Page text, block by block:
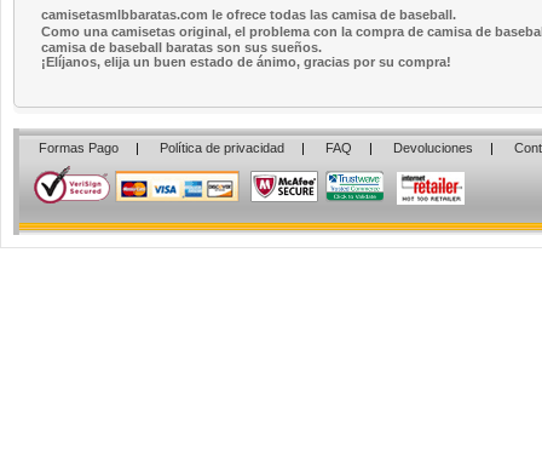
camisetasmlbbaratas.com le ofrece todas las camisa de baseball.
Como una camisetas original, el problema con la compra de camisa de
camisa de baseball baratas son sus sueños.
¡Elíjanos, elija un buen estado de ánimo, gracias por su compra!
Formas Pago | Política de privacidad | FAQ | Devoluciones |